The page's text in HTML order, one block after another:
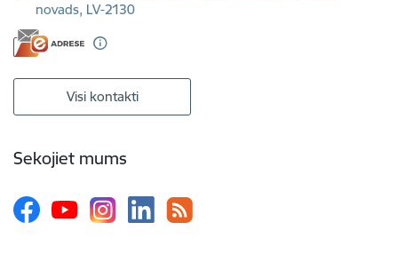
novads, LV-2130
Visi kontakti
Sekojiet mums